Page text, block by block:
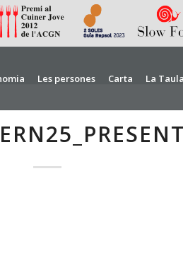
Les persones Carta La Taula